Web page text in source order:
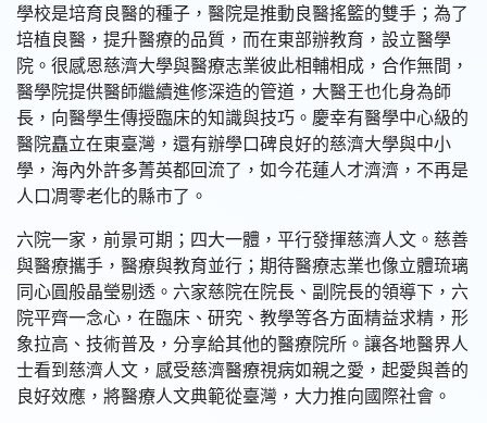
學校是培育良醫的種子，醫院是推動良醫搖籃的雙手；為了
培植良醫，提升醫療的品質，而在東部辦教育，設立醫學
院。很感恩慈濟大學與醫療志業彼此相輔相成，合作無間，
醫學院提供醫師繼續進修深造的管道，大醫王也化身為師
長，向醫學生傳授臨床的知識與技巧。慶幸有醫學中心級的
醫院矗立在東臺灣，還有辦學口碑良好的慈濟大學與中小
學，海內外許多菁英都回流了，如今花蓮人才濟濟，不再是
人口凋零老化的縣市了。
六院一家，前景可期；四大一體，平行發揮慈濟人文。慈善
與醫療攜手，醫療與教育並行；期待醫療志業也像立體琉璃
同心圓般晶瑩剔透。六家慈院在院長、副院長的領導下，六
院平齊一念心，在臨床、研究、教學等各方面精益求精，形
象拉高、技術普及，分享給其他的醫療院所。讓各地醫界人
士看到慈濟人文，感受慈濟醫療視病如親之愛，起愛與善的
良好效應，將醫療人文典範從臺灣，大力推向國際社會。